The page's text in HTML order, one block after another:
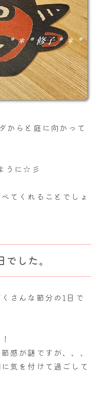
からと庭に向かって
うに☆彡
てくれることでしょ
した。
さんな節分の1日で
感が謎ですが、、、
気を付けて過ごして